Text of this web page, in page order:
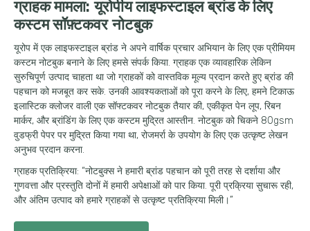
ग्राहक मामला: यूरोपीय लाइफस्टाइल ब्रांड के लिए
कस्टम सॉफ़्टकवर नोटबुक
यूरोप में एक लाइफस्टाइल ब्रांड ने अपने वार्षिक प्रचार अभियान के लिए एक प्रीमियम
कस्टम नोटबुक बनाने के लिए हमसे संपर्क किया. ग्राहक एक व्यावहारिक लेकिन
सुरुचिपूर्ण उत्पाद चाहता था जो ग्राहकों को वास्तविक मूल्य प्रदान करते हुए ब्रांड की
पहचान को मजबूत कर सके. उनकी आवश्यकताओं को पूरा करने के लिए, हमने टिकाऊ
इलास्टिक क्लोजर वाली एक सॉफ्टकवर नोटबुक तैयार की, एकीकृत पेन लूप, रिबन
मार्कर, और ब्रांडिंग के लिए एक कस्टम मुद्रित आस्तीन. नोटबुक को चिकने 80gsm
वुडफ्री पेपर पर मुद्रित किया गया था, रोजमर्रा के उपयोग के लिए एक उत्कृष्ट लेखन
अनुभव प्रदान करना.
ग्राहक प्रतिक्रिया: “नोटबुक्स ने हमारी ब्रांड पहचान को पूरी तरह से दर्शाया और
गुणवत्ता और प्रस्तुति दोनों में हमारी अपेक्षाओं को पार किया. पूरी प्रक्रिया सुचारू रही,
और अंतिम उत्पाद को हमारे ग्राहकों से उत्कृष्ट प्रतिक्रिया मिली।”